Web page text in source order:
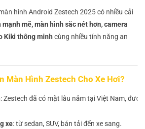
hình Android Zestech 2025 có nhiều cải
mạnh mẽ, màn hình sắc nét hơn, camera
Kiki thông minh cùng nhiều tính năng an
Màn Hình Zestech Cho Xe Hơi?
: Zestech đã có mặt lâu năm tại Việt Nam,
xe: từ sedan, SUV, bán tải đến xe sang.